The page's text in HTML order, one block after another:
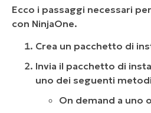
Ecco i passaggi necessari
con NinjaOne.
Crea un pacchetto di
Invia il pacchetto di
uno dei seguenti
On demand a uno